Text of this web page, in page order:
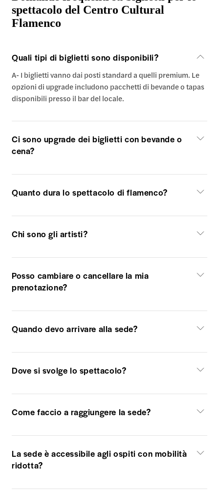
spettacolo del Centro Cultural
Flamenco
Quali tipi di biglietti sono disponibili?
A- I biglietti vanno dai posti standard a quelli premium. Le
opzioni di upgrade includono pacchetti di bevande o tapas
disponibili presso il bar del locale.
Ci sono upgrade dei biglietti con bevande o
cena?
Quanto dura lo spettacolo di flamenco?
Chi sono gli artisti?
Posso cambiare o cancellare la mia
prenotazione?
Quando devo arrivare alla sede?
Dove si svolge lo spettacolo?
Come faccio a raggiungere la sede?
La sede è accessibile agli ospiti con mobilità
ridotta?